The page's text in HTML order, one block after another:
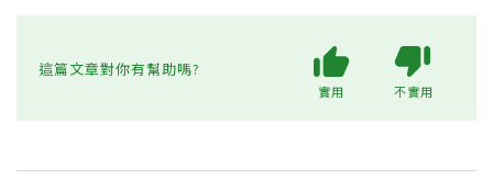
這篇文章對你有幫助嗎?
實用 不實用